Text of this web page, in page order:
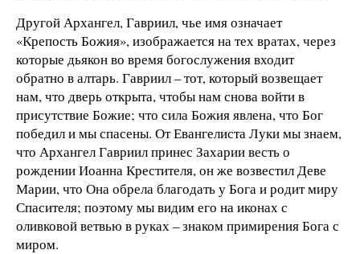
Другой Архангел, Гавриил, чье имя означает
«Крепость Божия», изображается на тех вратах, через
которые дьякон во время богослужения входит
обратно в алтарь. Гавриил– тот, который возвещает
нам, что дверь открыта, чтобы нам снова войти в
присутствие Божие; что сила Божия явлена, что Бог
победил и мы спасены. От Евангелиста Луки мы знаем,
что Архангел Гавриил принес Захарии весть о
рождении Иоанна Крестителя, он же возвестил Деве
Марии, что Она обрела благодать у Бога и родит миру
Спасителя; поэтому мы видим его на иконах с
оливковой ветвью в руках – знаком примирения Бога с
миром.